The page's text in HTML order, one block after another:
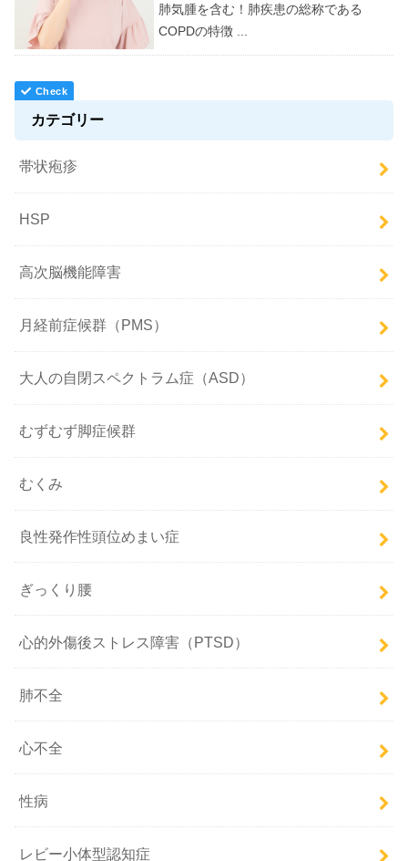
肺気腫を含む！肺疾患の総称である
COPDの特徴 ...
カテゴリー
帯状疱疹
HSP
高次脳機能障害
月経前症候群（PMS）
大人の自閉スペクトラム症（ASD）
むずむず脚症候群
むくみ
良性発作性頭位めまい症
ぎっくり腰
心的外傷後ストレス障害（PTSD）
肺不全
心不全
性病
レビー小体型認知症